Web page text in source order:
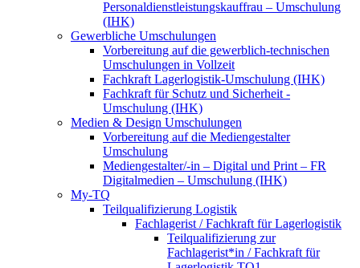
Personaldienstleistungskauffrau – Umschulung
(IHK)
Gewerbliche Umschulungen
Vorbereitung auf die gewerblich-technischen
Umschulungen in Vollzeit
Fachkraft Lagerlogistik-Umschulung (IHK)
Fachkraft für Schutz und Sicherheit -
Umschulung (IHK)
Medien & Design Umschulungen
Vorbereitung auf die Mediengestalter
Umschulung
Mediengestalter/-in – Digital und Print – FR
Digitalmedien – Umschulung (IHK)
My-TQ
Teilqualifizierung Logistik
Fachlagerist / Fachkraft für Lagerlogistik
Teilqualifizierung zur
Fachlagerist*in / Fachkraft für